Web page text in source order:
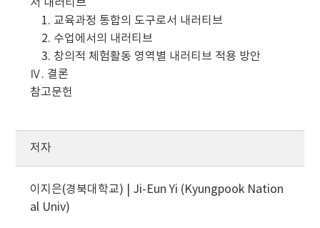
서 내러티브
1. 교육과정 통합의 도구로서 내러티브
2. 수업에서의 내러티브
3. 창의적 체험활동 영역별 내러티브 적용 방안
Ⅳ. 결론
참고문헌
저자
이지은(경북대학교) | Ji-Eun Yi (Kyungpook Nation
al Univ)